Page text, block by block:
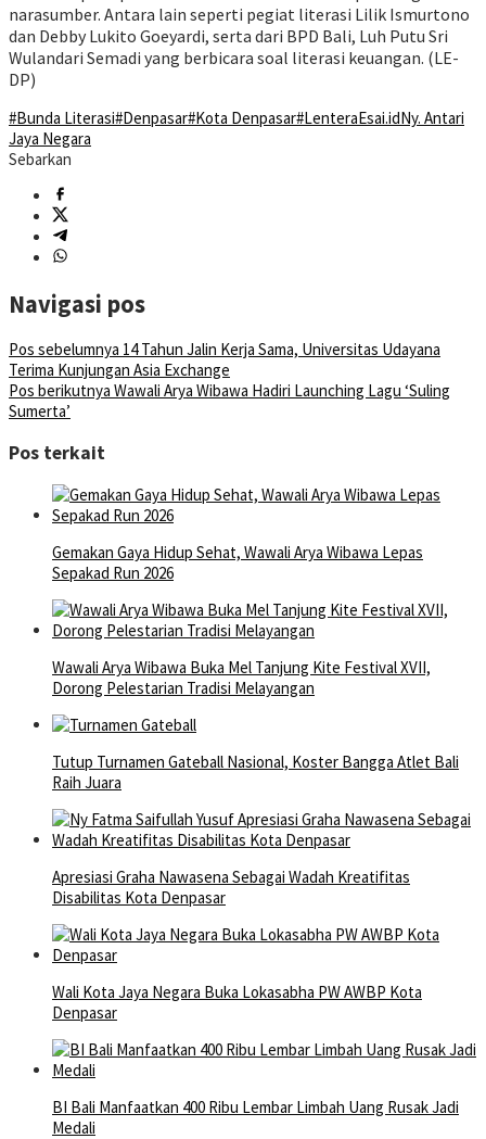
narasumber. Antara lain seperti pegiat literasi Lilik Ismurtono
dan Debby Lukito Goeyardi, serta dari BPD Bali, Luh Putu Sri
Wulandari Semadi yang berbicara soal literasi keuangan. (LE-
DP)
#Bunda Literasi#Denpasar#Kota Denpasar#LenteraEsai.idNy. Antari
Jaya Negara
Sebarkan
Navigasi pos
Pos sebelumnya 14 Tahun Jalin Kerja Sama, Universitas Udayana
Terima Kunjungan Asia Exchange
Pos berikutnya Wawali Arya Wibawa Hadiri Launching Lagu ‘Suling
Sumerta’
Pos terkait
Gemakan Gaya Hidup Sehat, Wawali Arya Wibawa Lepas
Sepakad Run 2026
Wawali Arya Wibawa Buka Mel Tanjung Kite Festival XVII,
Dorong Pelestarian Tradisi Melayangan
Tutup Turnamen Gateball Nasional, Koster Bangga Atlet Bali
Raih Juara
Apresiasi Graha Nawasena Sebagai Wadah Kreatifitas
Disabilitas Kota Denpasar
Wali Kota Jaya Negara Buka Lokasabha PW AWBP Kota
Denpasar
BI Bali Manfaatkan 400 Ribu Lembar Limbah Uang Rusak Jadi
Medali